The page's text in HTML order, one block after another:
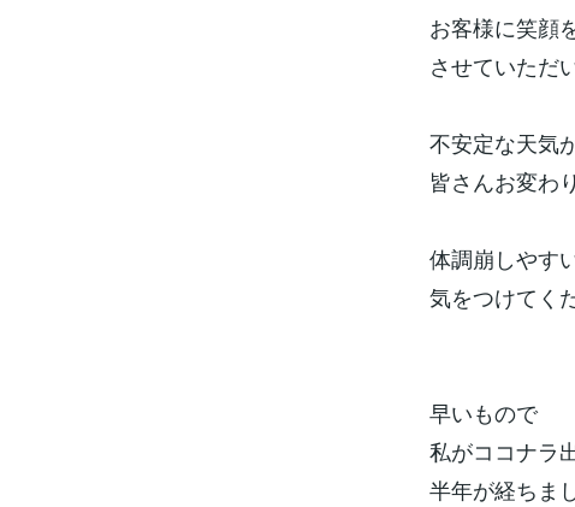
お客様に笑顔
させていただ
不安定な天気
皆さんお変わ
体調崩しやす
気をつけてく
早いもので
私がココナラ
半年が経ちま